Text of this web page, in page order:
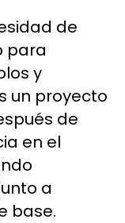
de
para
y
un proyecto
de
en el
a
base.